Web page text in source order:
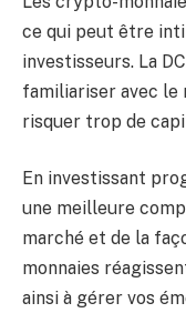
ce qui peut être
investisseurs. La
familiariser avec le
risquer trop de
En investissant
une meilleure
marché et de la
monnaies
ainsi à gérer vos